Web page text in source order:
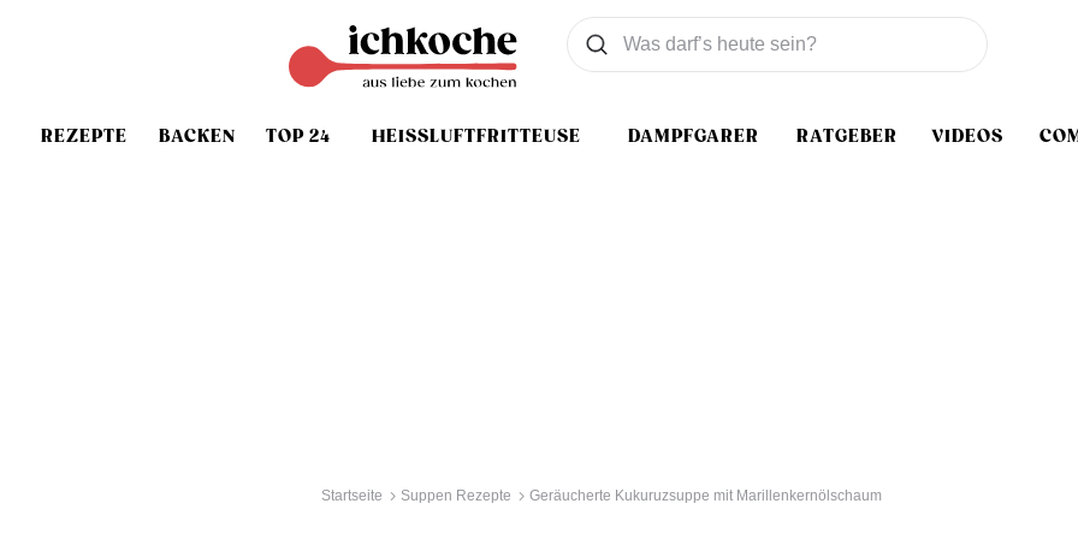
REZEPTE BACKEN TOP 24 HEISSLUFTFRITTEUSE DAMPFGARER RATGEBER VIDEOS
Was wollen Sie suchen
Suchen
Startseite Suppen Rezepte Geräucherte Kukuruzsuppe mit Marillenkernölschaum